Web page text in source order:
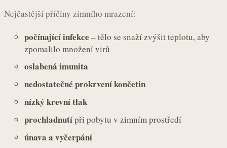
Nejčastější příčiny zimního mrazení:
počínající infekce – tělo se snaží zvýšit teplotu, aby
zpomalilo množení virů
oslabená imunita
nedostatečné prokrvení končetin
nízký krevní tlak
prochladnutípři pobytu v zimním prostředí
únava a vyčerpání